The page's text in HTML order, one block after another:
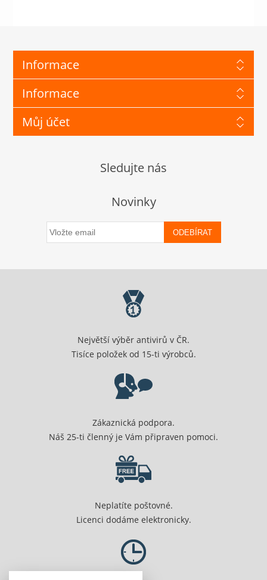
Informace
Informace
Můj účet
Sledujte nás
Novinky
ODEBÍRAT
Největší výběr antivirů v ČR.
Tisíce položek od 15-ti výrobců.
Zákaznická podpora.
Náš 25-ti členný je Vám připraven pomoci.
Neplatíte poštovné.
Licenci dodáme elektronicky.